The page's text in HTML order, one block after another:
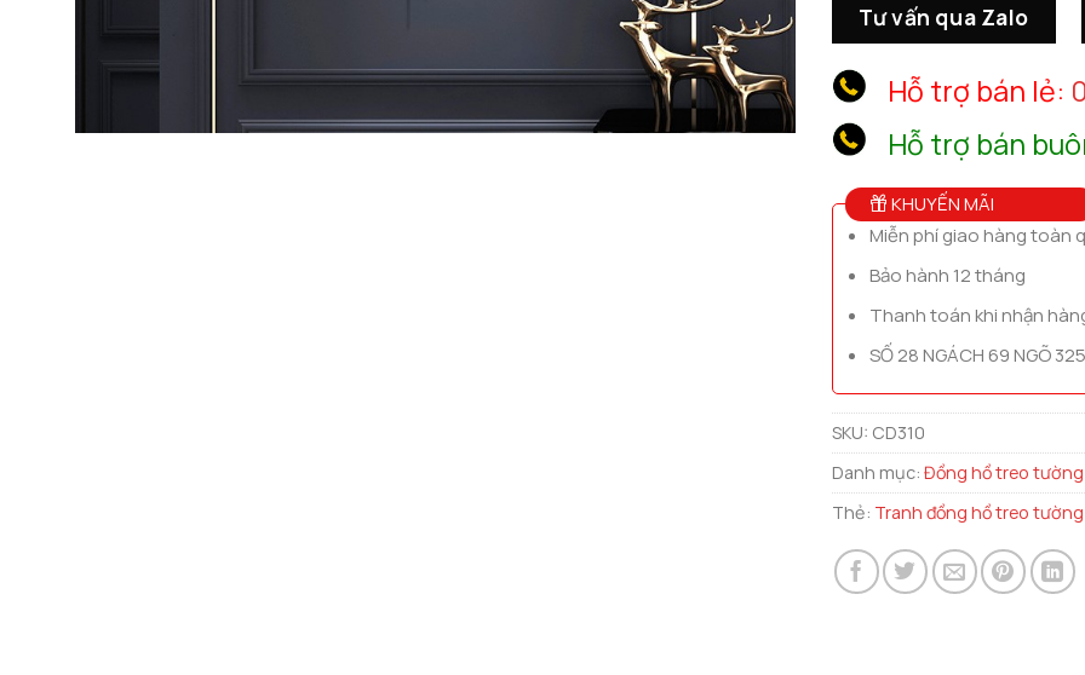
Tư vấn qua Zalo
Hỗ trợ bán lẻ:
Hỗ trợ bán
KHUYẾN MÃI
Miễn phí giao hàng toàn
Bảo hành 12 tháng
Thanh toán khi nhận
SỐ 28 NGÁCH 69 NGÕ
SKU: CD310
Danh mục: Đồng hồ treo tường
Thẻ: Tranh đồng hồ treo tường